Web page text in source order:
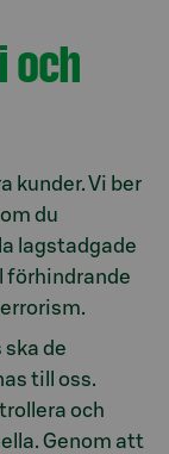
och
kunder. Vi ber
du
lagstadgade
förhindrande
de
till oss.
och
Genom att